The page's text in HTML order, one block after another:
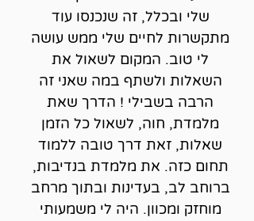
שלי ובכלל, זה שנכנסו עוד
מתקשרות לחיים שלי ממש עושה
לי טוב. המקום לשאול את
השאלות ולשתף במה שאני זה
הרבה בשבילי ! הדרך שאת
מלמדת, חוה, לשאול כל הזמן
שאלות, זאת דרך טובה ללמוד
תחום כזה. את מלמדת בנדיבות,
ברוחב לב, בעדינות ובתוך מרחב
מוחזק ומכוון. היה לי משמעותי